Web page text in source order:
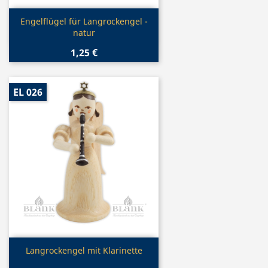
 Vorschau
Engelflügel für Langrockengel -
natur
1,25 €
Vorschau
Langrockengel mit Klarinette
EL 026